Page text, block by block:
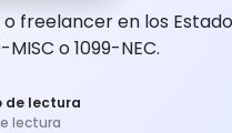
freelancer en los
o 1099-NEC.
de lectura
lectura